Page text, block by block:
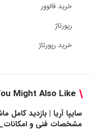
خرید فالوور
رپورتاژ
خرید رپورتاژ
Might Also Like
سایپا آریا | بازدید کامل
مشخصات فنی و